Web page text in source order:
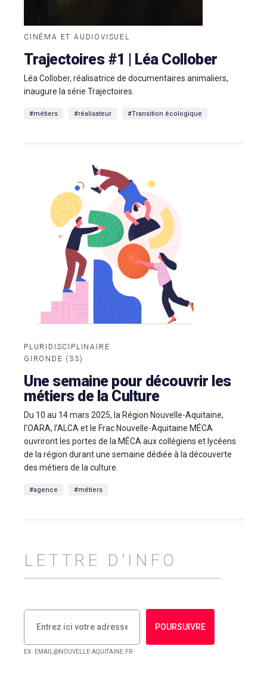
CINÉMA ET AUDIOVISUEL
Trajectoires #1 | Léa Collober
Léa Collober, réalisatrice de documentaires animaliers,
inaugure la série Trajectoires.
#métiers #réalisateur #Transition écologique
PLURIDISCIPLINAIRE
GIRONDE (33)
Une semaine pour découvrir les
métiers de la Culture
Du 10 au 14 mars 2025, la Région Nouvelle-Aquitaine,
l’OARA, l’ALCA et le Frac Nouvelle-Aquitaine MÉCA
ouvriront les portes de la MÉCA aux collégiens et lycéens
de la région durant une semaine dédiée à la découverte
des métiers de la culture.
#agence #métiers
LETTRE D'INFO
POURSUIVRE
EX : EMAIL@NOUVELLE-AQUITAINE.FR